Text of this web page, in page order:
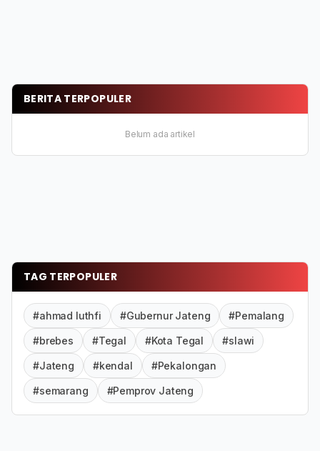
BERITA TERPOPULER
Belum ada artikel
TAG TERPOPULER
#ahmad luthfi #Gubernur Jateng #Pemalang
#brebes #Tegal #Kota Tegal #slawi
#Jateng #kendal #Pekalongan
#semarang #Pemprov Jateng